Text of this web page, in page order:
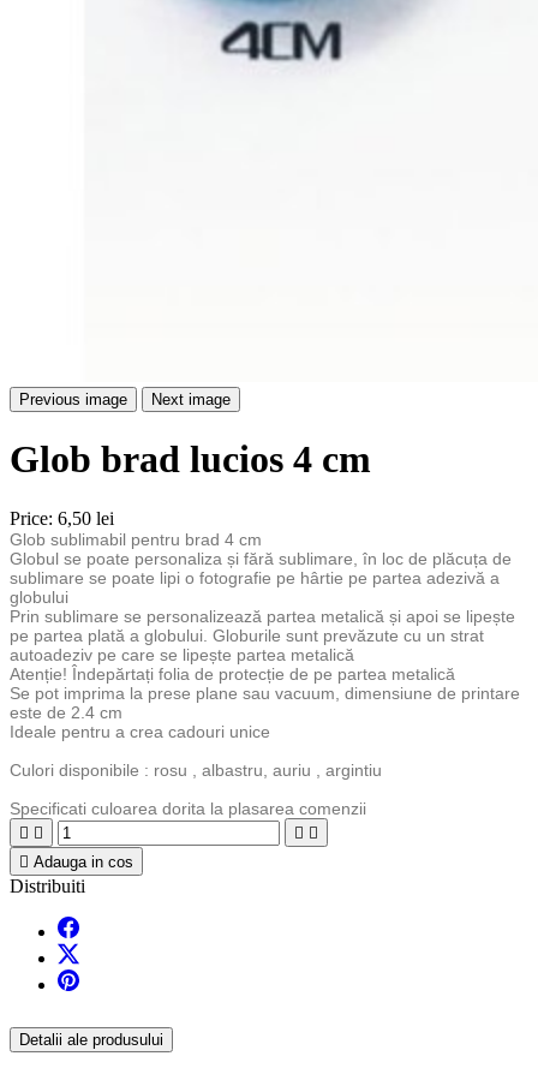
Previous image Next image
Glob brad lucios 4 cm
Price: 6,50 lei
Glob sublimabil pentru brad 4 cm
Globul se poate personaliza și fără sublimare, în loc de plăcuța de
sublimare se poate lipi o fotografie pe hârtie pe partea adezivă a
globului
Prin sublimare se personalizează partea metalică și apoi se lipește
pe partea plată a globului. Globurile sunt prevăzute cu un strat
autoadeziv pe care se lipește partea metalică
Atenție! Îndepărtați folia de protecție de pe partea metalică
Se pot imprima la prese plane sau vacuum, dimensiune de printare
este de 2.4 cm
Ideale pentru a crea cadouri unice
Culori disponibile : rosu , albastru, auriu , argintiu
Specificati culoarea dorita la plasarea comenzii
   
 Adauga in cos
Distribuiti
Detalii ale produsului